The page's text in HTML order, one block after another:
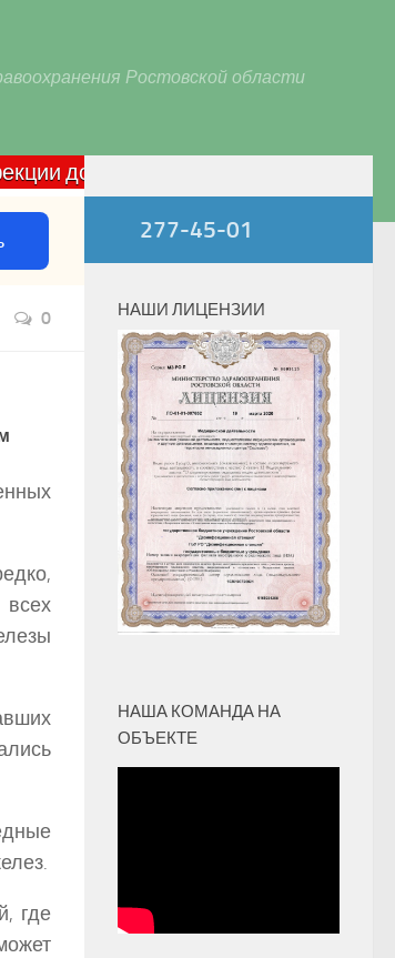
Ростовской области
домашних очагов по COVID-19:
0
где
277-45-01
НАШИ ЛИЦЕНЗИИ
НАША КОМАНДА НА
ОБЪЕКТЕ